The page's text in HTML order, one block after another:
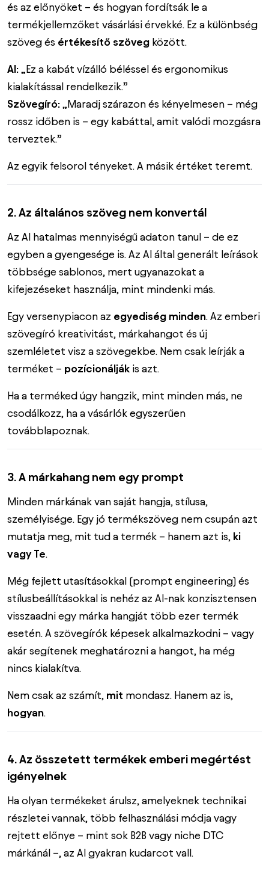
és az előnyöket – és hogyan fordítsák le a
termékjellemzőket vásárlási érvekké. Ez a különbség
szöveg és értékesítő szöveg között.
AI: „Ez a kabát vízálló béléssel és ergonomikus
kialakítással rendelkezik.”
Szövegíró: „Maradj szárazon és kényelmesen – még
rossz időben is – egy kabáttal, amit valódi mozgásra
terveztek.”
Az egyik felsorol tényeket. A másik értéket teremt.
2. Az általános szöveg nem konvertál
Az AI hatalmas mennyiségű adaton tanul – de ez
egyben a gyengesége is. Az AI által generált leírások
többsége sablonos, mert ugyanazokat a
kifejezéseket használja, mint mindenki más.
Egy versenypiacon az egyediség minden. Az emberi
szövegíró kreativitást, márkahangot és új
szemléletet visz a szövegekbe. Nem csak leírják a
terméket – pozícionálják is azt.
Ha a terméked úgy hangzik, mint minden más, ne
csodálkozz, ha a vásárlók egyszerűen
továbblapoznak.
3. A márkahang nem egy prompt
Minden márkának van saját hangja, stílusa,
személyisége. Egy jó termékszöveg nem csupán azt
mutatja meg, mit tud a termék – hanem azt is, ki
vagy Te.
Még fejlett utasításokkal (prompt engineering) és
stílusbeállításokkal is nehéz az AI-nak konzisztensen
visszaadni egy márka hangját több ezer termék
esetén. A szövegírók képesek alkalmazkodni – vagy
akár segítenek meghatározni a hangot, ha még
nincs kialakítva.
Nem csak az számít, mit mondasz. Hanem az is,
hogyan.
4. Az összetett termékek emberi megértést
igényelnek
Ha olyan termékeket árulsz, amelyeknek technikai
részletei vannak, több felhasználási módja vagy
rejtett előnye – mint sok B2B vagy niche DTC
márkánál –, az AI gyakran kudarcot vall.